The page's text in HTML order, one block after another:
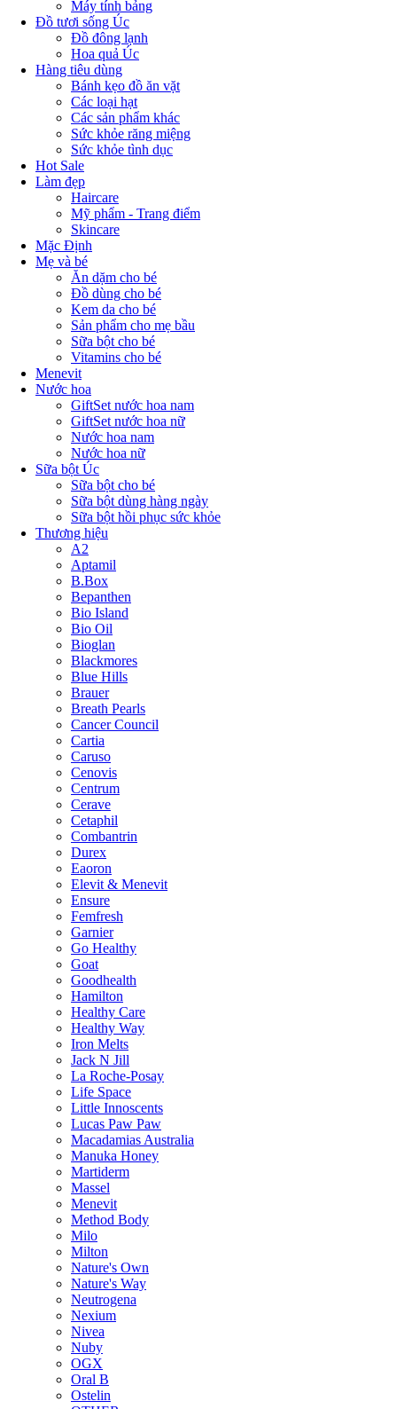
Máy tính bảng
Đồ tươi sống Úc
Đồ đông lạnh
Hoa quả Úc
Hàng tiêu dùng
Bánh kẹo đồ ăn vặt
Các loại hạt
Các sản phẩm khác
Sức khỏe răng miệng
Sức khỏe tình dục
Hot Sale
Làm đẹp
Haircare
Mỹ phẩm - Trang điểm
Skincare
Mặc Định
Mẹ và bé
Ăn dặm cho bé
Đồ dùng cho bé
Kem da cho bé
Sản phẩm cho mẹ bầu
Sữa bột cho bé
Vitamins cho bé
Menevit
Nước hoa
GiftSet nước hoa nam
GiftSet nước hoa nữ
Nước hoa nam
Nước hoa nữ
Sữa bột Úc
Sữa bột cho bé
Sữa bột dùng hàng ngày
Sữa bột hồi phục sức khỏe
Thương hiệu
A2
Aptamil
B.Box
Bepanthen
Bio Island
Bio Oil
Bioglan
Blackmores
Blue Hills
Brauer
Breath Pearls
Cancer Council
Cartia
Caruso
Cenovis
Centrum
Cerave
Cetaphil
Combantrin
Durex
Eaoron
Elevit & Menevit
Ensure
Femfresh
Garnier
Go Healthy
Goat
Goodhealth
Hamilton
Healthy Care
Healthy Way
Iron Melts
Jack N Jill
La Roche-Posay
Life Space
Little Innoscents
Lucas Paw Paw
Macadamias Australia
Manuka Honey
Martiderm
Massel
Menevit
Method Body
Milo
Milton
Nature's Own
Nature's Way
Neutrogena
Nexium
Nivea
Nuby
OGX
Oral B
Ostelin